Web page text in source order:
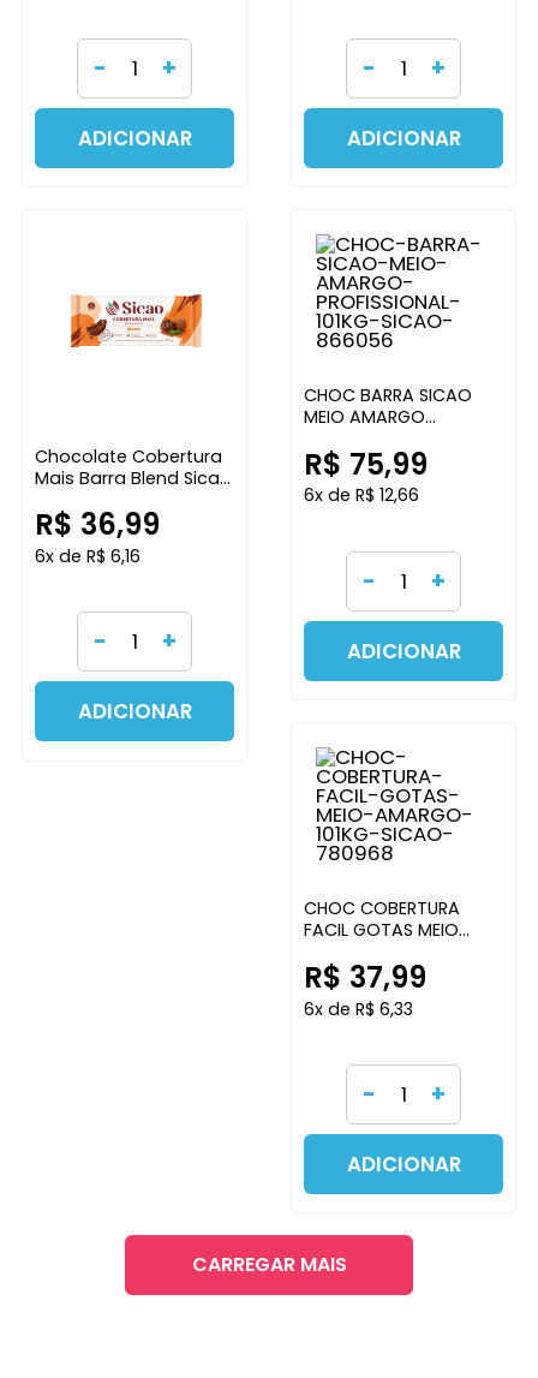
- +
ADICIONAR
- +
ADICIONAR
Chocolate Cobertura
Mais Barra Blend Sicao
R$ 36,99
6x de R$ 6,16
- +
ADICIONAR
CHOC BARRA SICAO
MEIO AMARGO
SICAO
R$ 75,99
6x de R$ 12,66
- +
ADICIONAR
CHOC COBERTURA
FACIL GOTAS MEIO
R$ 37,99
6x de R$ 6,33
- +
ADICIONAR
CARREGAR MAIS